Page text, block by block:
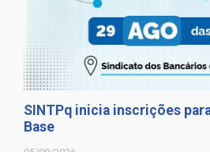
SINTPq inicia inscrições
Base